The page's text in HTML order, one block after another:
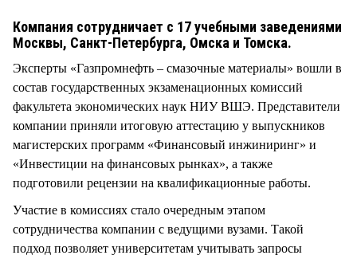
Компания сотрудничает с 17 учебными заведениями
Москвы, Санкт-Петербурга, Омска и Томска.
Эксперты «Газпромнефть – смазочные материалы» вошли в
состав государственных экзаменационных комиссий
факультета экономических наук НИУ ВШЭ. Представители
компании приняли итоговую аттестацию у выпускников
магистерских программ «Финансовый инжиниринг» и
«Инвестиции на финансовых рынках», а также
подготовили рецензии на квалификационные работы.
Участие в комиссиях стало очередным этапом
сотрудничества компании с ведущими вузами. Такой
подход позволяет университетам учитывать запросы